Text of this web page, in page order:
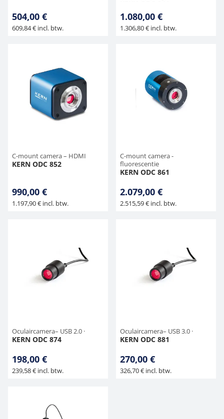
504,00 €
609,84 € incl. btw.
1.080,00 €
1.306,80 € incl. btw.
C-mount camera – HDMI
KERN ODC 852
990,00 €
1.197,90 € incl. btw.
C-mount camera -
fluorescentie
KERN ODC 861
2.079,00 €
2.515,59 € incl. btw.
Oculaircamera– USB 2.0 ·
KERN ODC 874
198,00 €
239,58 € incl. btw.
Oculaircamera– USB 3.0 ·
KERN ODC 881
270,00 €
326,70 € incl. btw.